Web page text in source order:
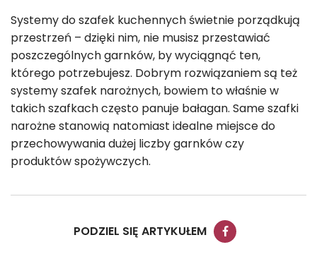
Systemy do szafek kuchennych świetnie porządkują
przestrzeń – dzięki nim, nie musisz przestawiać
poszczególnych garnków, by wyciągnąć ten,
którego potrzebujesz. Dobrym rozwiązaniem są też
systemy szafek narożnych, bowiem to właśnie w
takich szafkach często panuje bałagan. Same szafki
narożne stanowią natomiast idealne miejsce do
przechowywania dużej liczby garnków czy
produktów spożywczych.
PODZIEL SIĘ ARTYKUŁEM